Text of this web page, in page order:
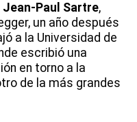
Jean-Paul Sartre,
un año después
a la Universidad de
escribió una
en torno a la
de la más grandes